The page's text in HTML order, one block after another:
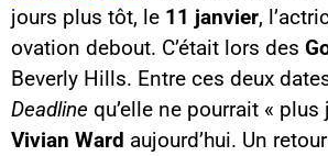
jours plus tôt, le 11 janvier,
ovation debout. C’était lors des
Beverly Hills. Entre ces deux
Deadline qu’elle ne pourrait «
Vivian Ward aujourd’hui. Un